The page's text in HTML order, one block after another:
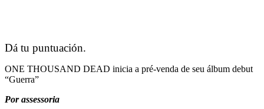
Dá tu puntuación.
ONE THOUSAND DEAD inicia a pré-venda de seu álbum debut
“Guerra”
Por assessoria